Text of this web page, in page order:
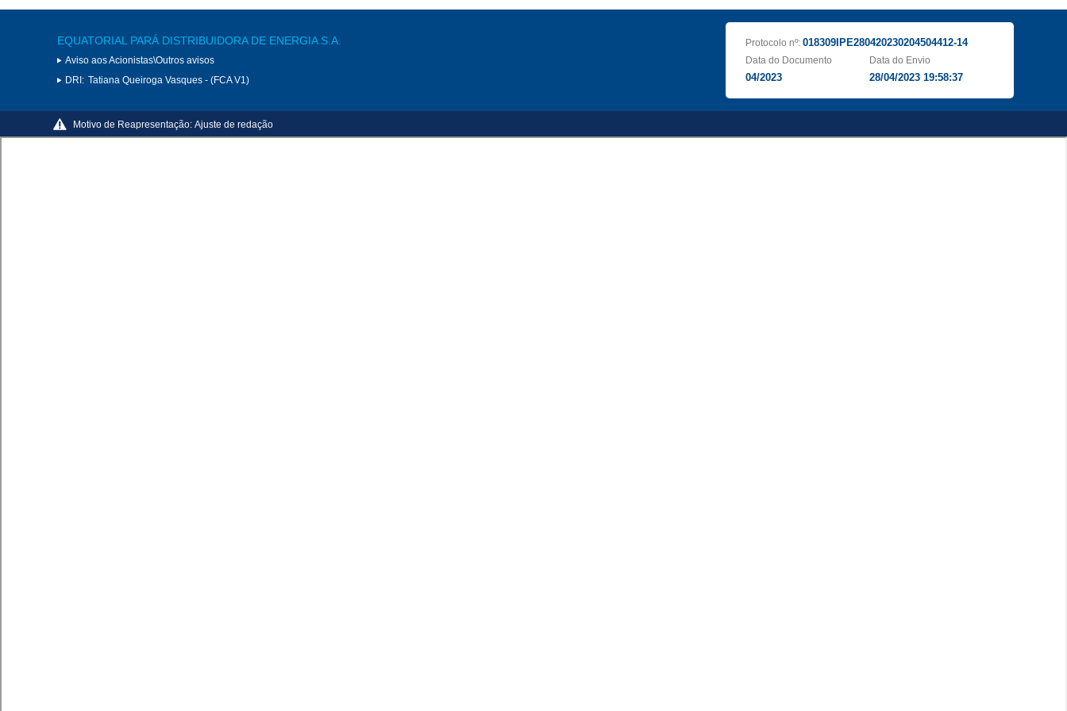
EQUATORIAL PARÁ DISTRIBUIDORA DE ENERGIA S.A.
Aviso aos Acionistas\Outros avisos
DRI: Tatiana Queiroga Vasques - (FCA V1)
Protocolo nº: 018309IPE280420230204504412-14
Data do Documento
04/2023
Data do Envio
28/04/2023 19:58:37
Motivo de Reapresentação: Ajuste de redação